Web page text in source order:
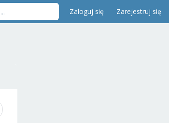
Zaloguj się Zarejestruj się